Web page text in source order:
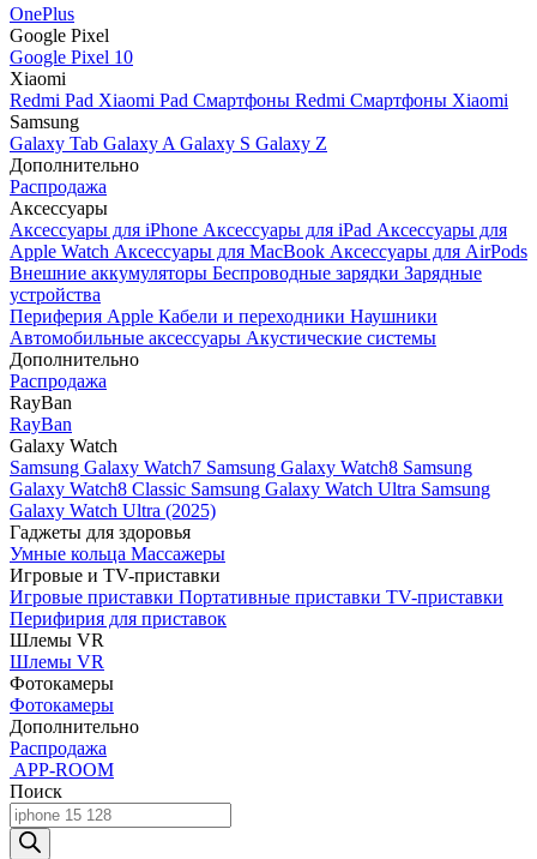
OnePlus
Google Pixel
Google Pixel 10
Xiaomi
Redmi Pad Xiaomi Pad Смартфоны Redmi Смартфоны Xiaomi
Samsung
Galaxy Tab Galaxy A Galaxy S Galaxy Z
Дополнительно
Распродажа
Аксессуары
Аксессуары для iPhone Аксессуары для iPad Аксессуары для
Apple Watch Аксессуары для MacBook Аксессуары для AirPods
Внешние аккумуляторы Беспроводные зарядки Зарядные
устройства
Периферия Apple Кабели и переходники Наушники
Автомобильные аксессуары Акустические системы
Дополнительно
Распродажа
RayBan
RayBan
Galaxy Watch
Samsung Galaxy Watch7 Samsung Galaxy Watch8 Samsung
Galaxy Watch8 Classic Samsung Galaxy Watch Ultra Samsung
Galaxy Watch Ultra (2025)
Гаджеты для здоровья
Умные кольца Массажеры
Игровые и TV-приставки
Игровые приставки Портативные приставки TV-приставки
Перифирия для приставок
Шлемы VR
Шлемы VR
Фотокамеры
Фотокамеры
Дополнительно
Распродажа
APP-ROOM
Поиск
Поиск
товаров